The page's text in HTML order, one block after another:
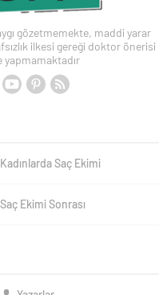
gözetmemekte, maddi yarar
ilkesi gereği doktor önerisi
yapmamaktadır
Kadınlarda Saç Ekimi
Saç Ekimi Sonrası